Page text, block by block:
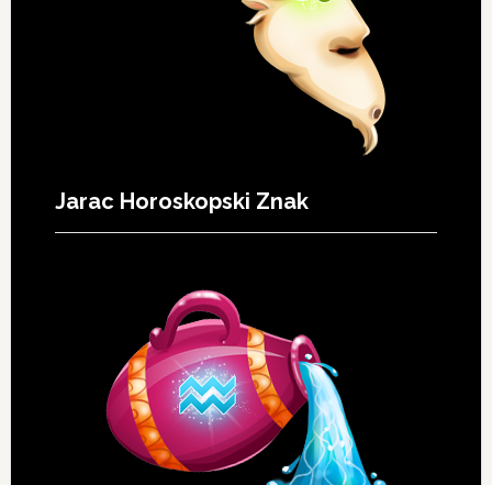
Jarac Horoskopski Znak